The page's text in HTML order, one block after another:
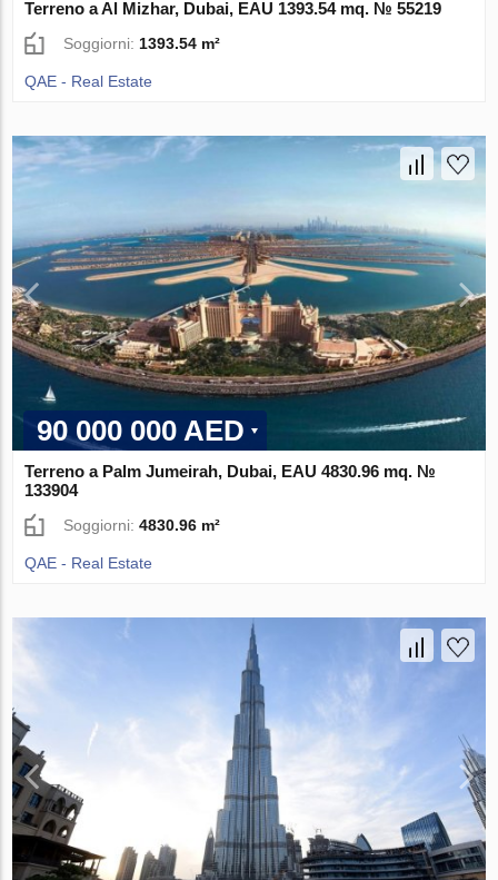
Terreno a Al Mizhar, Dubai, EAU 1393.54 mq. № 55219
Soggiorni: 1393.54 m²
QAE - Real Estate
90 000 000 AED
Terreno a Palm Jumeirah, Dubai, EAU 4830.96 mq. №
133904
Soggiorni:4830.96 m²
QAE - Real Estate